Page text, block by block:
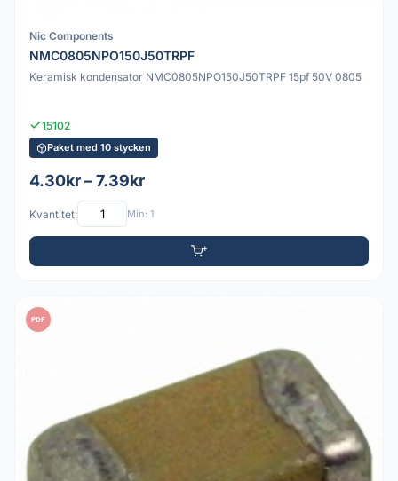
Nic Components
NMC0805NPO150J50TRPF
Keramisk kondensator NMC0805NPO150J50TRPF 15pf 50V 0805
15102
Paket med 10 stycken
4.30kr – 7.39kr
Kvantitet: Min: 1
PDF